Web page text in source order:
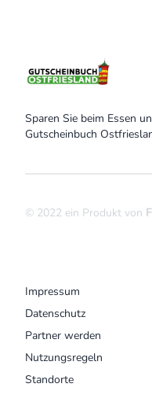
Sparen Sie beim Essen
Gutscheinbuch
© 2022 ein Produkt von
Impressum
Datenschutz
Partner werden
Nutzungsregeln
Standorte